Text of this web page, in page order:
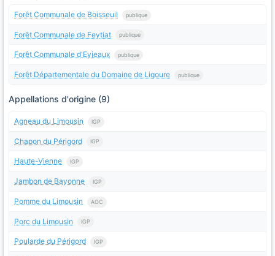
Forêt Communale de Boisseuil publique
Forêt Communale de Feytiat publique
Forêt Communale d'Eyjeaux publique
Forêt Départementale du Domaine de Ligoure publique
Appellations d'origine (9)
Agneau du Limousin IGP
Chapon du Périgord IGP
Haute-Vienne IGP
Jambon de Bayonne IGP
Pomme du Limousin AOC
Porc du Limousin IGP
Poularde du Périgord IGP